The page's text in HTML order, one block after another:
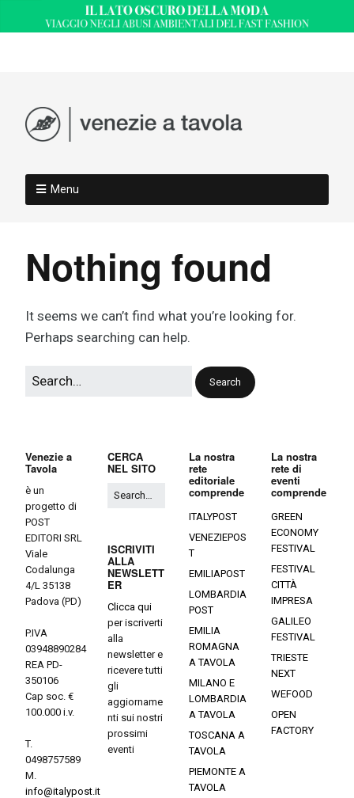
Menu
Nothing found
It seems we can’t find what you’re looking for.
Perhaps searching can help.
Venezie a
Tavola
è un
progetto di
POST
EDITORI SRL
Viale
Codalunga
4/L 35138
Padova (PD)
P.IVA
03948890284
REA PD-
350106
Cap soc. €
100.000 i.v.
T.
0498757589
M.
info@italypost.it
CERCA
NEL SITO
ISCRIVITI
ALLA
NEWSLETT
ER
Clicca qui
per iscriverti
alla
newsletter e
ricevere tutti
gli
aggiorname
nti sui nostri
prossimi
eventi
La nostra
rete
editoriale
comprende
ITALYPOST
VENEZIEPOS
T
EMILIAPOST
LOMBARDIA
POST
EMILIA
ROMAGNA
A TAVOLA
MILANO E
LOMBARDIA
A TAVOLA
TOSCANA A
TAVOLA
PIEMONTE A
TAVOLA
La nostra
rete di
eventi
comprende
GREEN
ECONOMY
FESTIVAL
FESTIVAL
CITTÀ
IMPRESA
GALILEO
FESTIVAL
TRIESTE
NEXT
WEFOOD
OPEN
FACTORY